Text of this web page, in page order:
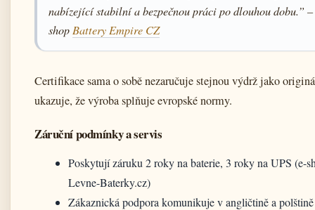
nabízející stabilní a bezpečnou práci po dlouhou dobu.” –
shop Battery Empire CZ
Certifikace sama o sobě nezaručuje stejnou výdrž jako
ukazuje, že výroba splňuje evropské normy.
Záruční podmínky a servis
Poskytují záruku 2 roky na baterie, 3 roky na UPS (e-
Levne-Baterky.cz)
Zákaznická podpora komunikuje v angličtině a polštině